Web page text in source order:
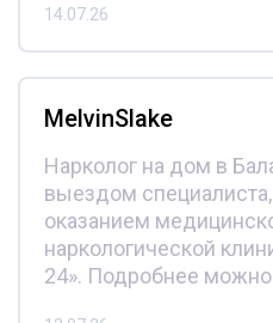
14.07.26
MelvinSlake
Нарколог на дом в
выездом
оказанием
наркологической
24». Подробнее можно